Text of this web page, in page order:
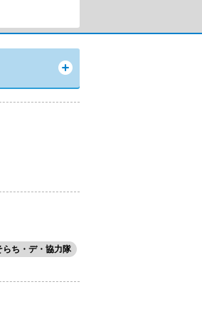
らち・デ・協力隊